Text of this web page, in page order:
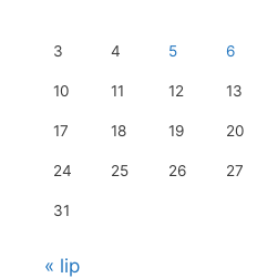
3 4 5 6
10 11 12 13
17 18 19 20
24 25 26 27
31
« lip